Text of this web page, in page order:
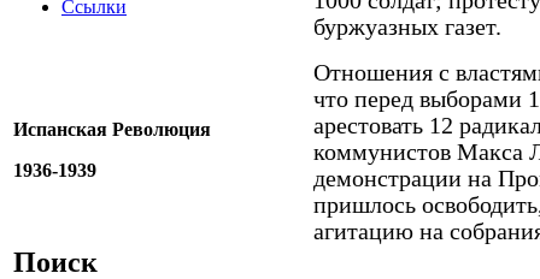
Ссылки
Испанская Революция
1936-1939
Поиск
буржуазных газет.
Отношения с
что перед выборами
арестовать 12
коммунистов Макса
демонстрации на
пришлось
агитацию на